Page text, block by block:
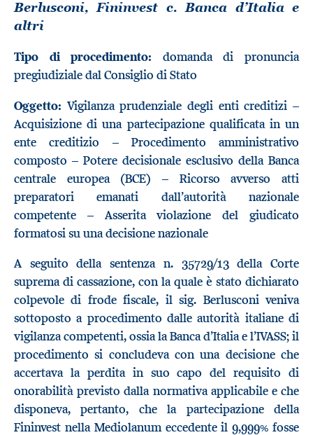
Berlusconi, Fininvest c. Banca d’Italia e
altri
Tipo di procedimento: domanda di pronuncia
pregiudiziale dal Consiglio di Stato
Oggetto: Vigilanza prudenziale degli enti creditizi –
Acquisizione di una partecipazione qualificata in un
ente creditizio – Procedimento amministrativo
composto – Potere decisionale esclusivo della Banca
centrale europea (BCE) – Ricorso avverso atti
preparatori emanati dall’autorità nazionale
competente – Asserita violazione del giudicato
formatosi su una decisione nazionale
A seguito della sentenza n. 35729/13 della Corte
suprema di cassazione, con la quale è stato dichiarato
colpevole di frode fiscale, il sig. Berlusconi veniva
sottoposto a procedimento dalle autorità italiane di
vigilanza competenti, ossia la Banca d’Italia e l’IVASS; il
procedimento si concludeva con una decisione che
accertava la perdita in suo capo del requisito di
onorabilità previsto dalla normativa applicabile e che
disponeva, pertanto, che la partecipazione della
Fininvest nella Mediolanum eccedente il 9,999% fosse